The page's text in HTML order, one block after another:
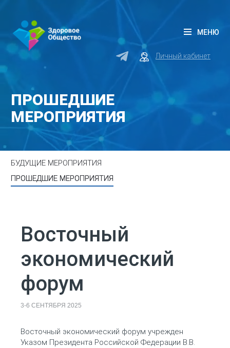
Личный кабинет
МЕНЮ
ПРОШЕДШИЕ
МЕРОПРИЯТИЯ
БУДУЩИЕ МЕРОПРИЯТИЯ
ПРОШЕДШИЕ МЕРОПРИЯТИЯ
Восточный
экономический
форум
3-6 СЕНТЯБРЯ 2025
Восточный экономический форум учрежден
Указом Президента Российской Федерации В.В.